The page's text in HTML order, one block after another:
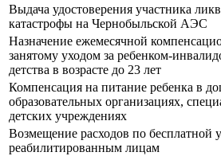
Выдача удостоверения участника
катастрофы на Чернобыльской АЭС
Назначение ежемесячной
занятому уходом за ребенком-
детства в возрасте до 23 лет
Компенсация на питание ребенка в
образовательных организациях,
детских учреждениях
Возмещение расходов по бесплатной
реабилитированным лицам